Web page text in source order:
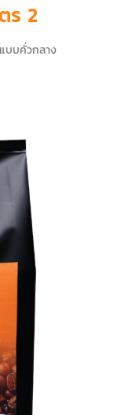
ร 2
บบคั่วกลาง